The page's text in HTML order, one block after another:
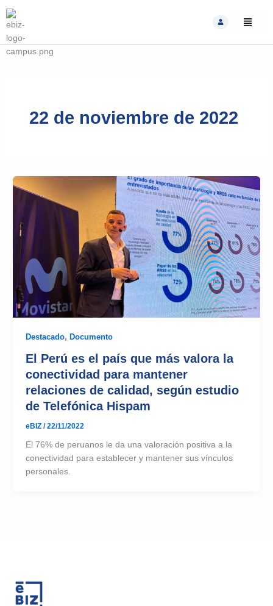
to
content
22 de noviembre de 2022
Destacado, Documento
El Perú es el país que más valora la
conectividad para mantener
relaciones de calidad, según estudio
de Telefónica Hispam
eBIZ /22/11/2022
El 76% de peruanos le da una valoración positiva a la
conectividad para establecer y mantener sus vínculos
personales.